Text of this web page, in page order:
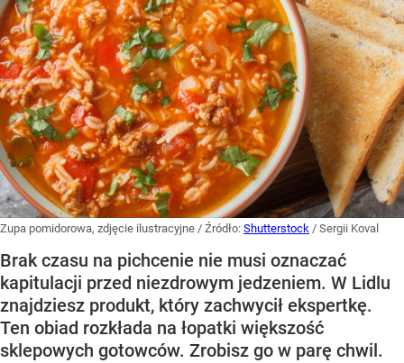
Zupa pomidorowa, zdjęcie ilustracyjne / Źródło: Shutterstock / Sergii Koval
Brak czasu na pichcenie nie musi oznaczać
kapitulacji przed niezdrowym jedzeniem. W Lidlu
znajdziesz produkt, który zachwycił ekspertkę.
Ten obiad rozkłada na łopatki większość
sklepowych gotowców. Zrobisz go w parę chwil.